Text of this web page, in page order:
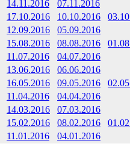
14.11.2016
07.11.2016
17.10.2016 10.10.2016
12.09.2016
05.09.2016
15.08.2016 08.08.2016
11.07.2016
04.07.2016
13.06.2016
06.06.2016
16.05.2016 09.05.2016
11.04.2016
04.04.2016
14.03.2016
07.03.2016
15.02.2016 08.02.2016
11.01.2016 04.01.2016